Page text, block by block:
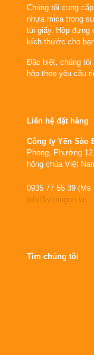
Chúng tôi cung
nhựa mica trong
túi giấy. Hộp đựng
kích thước cho
Đặc biệt, chúng tôi
hộp theo yêu cầu
Liên hệ đặt hàng
Công ty Yến Sào
Phong, Phường
hông chùa Việt
0935 77 55 39 (Ms
info@yenngon.vn
Tìm chúng tôi